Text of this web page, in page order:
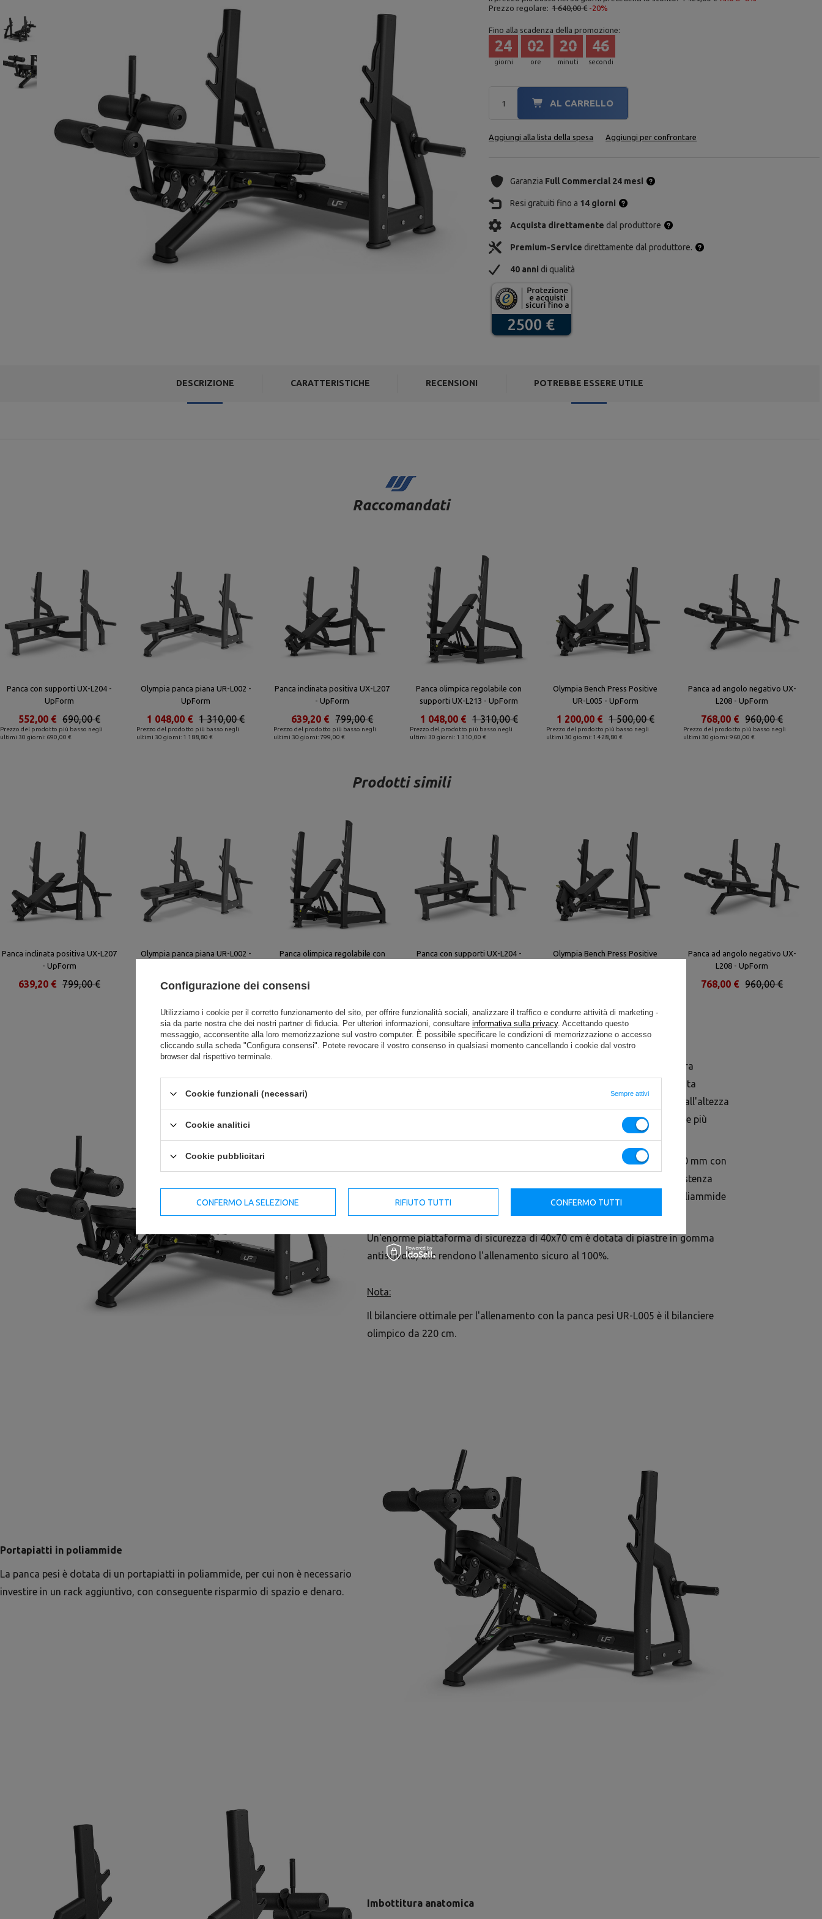
Prezzo regolare: 1 640,00 € -20%
Fino alla scadenza della promozione:
giorni
24
ore
02
minuti
20
secondi
45
AL CARRELLO
Aggiungi alla lista della spesa Aggiungi per confrontare
Garanzia Full Commercial 24 mesi
Resi gratuiti fino a 14 giorni
Acquista direttamente dal produttore
Premium-Service direttamente dal produttore.
40 anni di qualità
DESCRIZIONE CARATTERISTICHE RECENSIONI POTREBBE ESSERE UTILE
Raccomandati
Panca con supporti UX-L204 -
UpForm
Prezzo del prodotto più basso negli
ultimi 30 giorni: 690,00 €
690,00 €
552,00 €
Olympia panca piana UR-L002 -
UpForm
Prezzo del prodotto più basso negli
ultimi 30 giorni: 1 188,80 €
1 310,00 €
1 048,00 €
Panca inclinata positiva UX-L207
- UpForm
Prezzo del prodotto più basso negli
ultimi 30 giorni: 799,00 €
799,00 €
639,20 €
Panca olimpica regolabile con
supporti UX-L213 - UpForm
Prezzo del prodotto più basso negli
ultimi 30 giorni: 1 310,00 €
1 310,00 €
1 048,00 €
Olympia Bench Press Positive
UR-L005 - UpForm
Prezzo del prodotto più basso negli
ultimi 30 giorni: 1 428,80 €
1 500,00 €
1 200,00 €
Panca ad angolo negativo UX-
L208 - UpForm
Prezzo del prodotto più basso negli
ultimi 30 giorni: 960,00 €
960,00 €
768,00 €
Prodotti simili
Panca inclinata positiva UX-L207
- UpForm
799,00 €
639,20 €
Olympia panca piana UR-L002 -
1 310,00 €
1 048,00 €
Panca olimpica regolabile con
1 048,00 €
Panca con supporti UX-L204 -
Olympia Bench Press Positive
Panca ad angolo negativo UX-
L208 - UpForm
960,00 €
768,00 €
La panca ad inclinazione negativa UR-L007 con supporti è un'attrezzatura
professionale per l'allenamento dei muscoli pettorali in posizione inclinata
negativa. Regolando la posizione dei rulli, la panca può essere adattata all'altezza
dell'utente, mentre regolando l'angolo di inclinazione è possibile ottenere più
La costruzione dell'attrezzatura si basa su spessi profili ovali di 125 x 60 mm con
uno spessore delle pareti di 3 mm, che garantiscono la stabilità e la resistenza
dell'intera struttura. I montanti, saldamente fissati, sono realizzati in poliammide
spessa e resistente.
Un'enorme piattaforma di sicurezza di 40x70 cm è dotata di piastre in gomma
antiscivolo, che rendono l'allenamento sicuro al 100%.
Nota:
Il bilanciere ottimale per l'allenamento con la panca pesi UR-L005 è il bilanciere
olimpico da 220 cm.
Portapiatti in poliammide
La panca pesi è dotata di un portapiatti in poliammide, per cui non è necessario
investire in un rack aggiuntivo, con conseguente risparmio di spazio e denaro.
Imbottitura anatomica
Configurazione dei consensi
Utilizziamo i cookie per il corretto funzionamento del sito, per offrire funzionalità sociali, analizzare il traffico e condurre attività di marketing -
sia da parte nostra che dei nostri partner di fiducia. Per ulteriori informazioni, consultare informativa sulla privacy. Accettando questo
messaggio, acconsentite alla loro memorizzazione sul vostro computer. È possibile specificare le condizioni di memorizzazione o accesso
cliccando sulla scheda "Configura consensi". Potete revocare il vostro consenso in qualsiasi momento cancellando i cookie dal vostro
browser dal rispettivo terminale.
Cookie funzionali (necessari) Sempre attivi
Cookie analitici
Cookie pubblicitari
CONFERMO LA SELEZIONE RIFIUTO TUTTI CONFERMO TUTTI